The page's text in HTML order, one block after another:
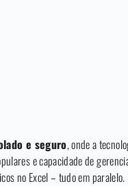
e seguro, onde a
e capacidade de
no Excel – tudo em paralelo.